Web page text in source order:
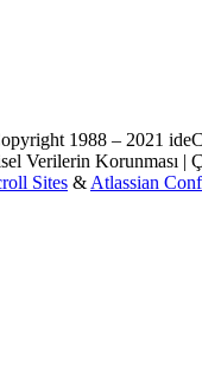
1988 – 2021
Verilerin Korunması |
Sites &Atlassian